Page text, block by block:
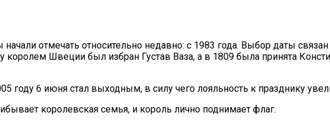
отмечать относительно недавно: с 1983 года. Выбор даты связан
королем Швеции был избран Густав Ваза, а в 1809 была принята
6 июня стал выходным, в силу чего лояльность к празднику
королевская семья, и король лично поднимает флаг.